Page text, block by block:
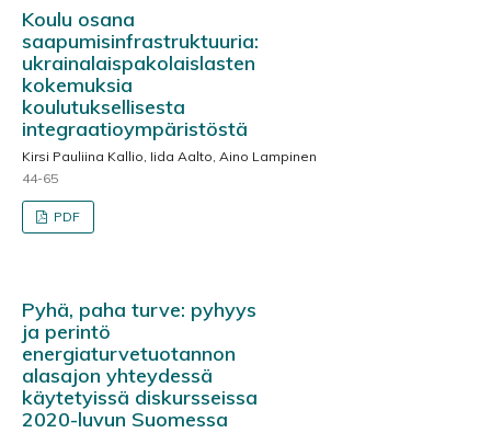
Koulu osana
saapumisinfrastruktuuria:
ukrainalaispakolaislasten
kokemuksia
koulutuksellisesta
integraatioympäristöstä
Kirsi Pauliina Kallio, Iida Aalto, Aino Lampinen
44-65
PDF
Pyhä, paha turve: pyhyys
ja perintö
energiaturvetuotannon
alasajon yhteydessä
käytetyissä diskursseissa
2020-luvun Suomessa